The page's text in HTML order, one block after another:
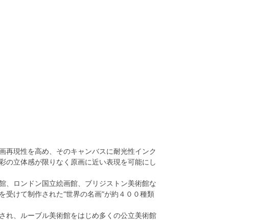
再現性を高め、そのキャンバスに耐光性インク
の立体感が限りなく原画に近い表現を可能にし
、ロンドン国立絵画館、ブリジストン美術館な
けて制作された“世界の名画”が約４００種類
れ、ルーブル美術館をはじめ多くの公立美術館